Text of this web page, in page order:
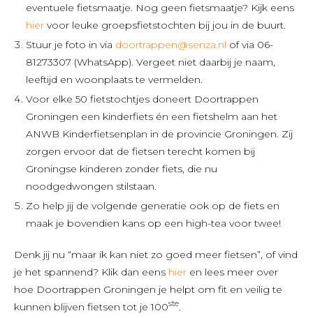
eventuele fietsmaatje. Nog geen fietsmaatje? Kijk eens
hier voor leuke groepsfietstochten bij jou in de buurt.
Stuur je foto in via doortrappen@senza.nl of via 06-
81273307 (WhatsApp). Vergeet niet daarbij je naam,
leeftijd en woonplaats te vermelden.
Voor elke 50 fietstochtjes doneert Doortrappen
Groningen een kinderfiets én een fietshelm aan het
ANWB Kinderfietsenplan in de provincie Groningen. Zij
zorgen ervoor dat de fietsen terecht komen bij
Groningse kinderen zonder fiets, die nu
noodgedwongen stilstaan.
Zo help jij de volgende generatie ook op de fiets en
maak je bovendien kans op een high-tea voor twee!
Denk jij nu “maar ik kan niet zo goed meer fietsen”, of vind
je het spannend? Klik dan eens hier en lees meer over
hoe Doortrappen Groningen je helpt om fit en veilig te
kunnen blijven fietsen tot je 100ste